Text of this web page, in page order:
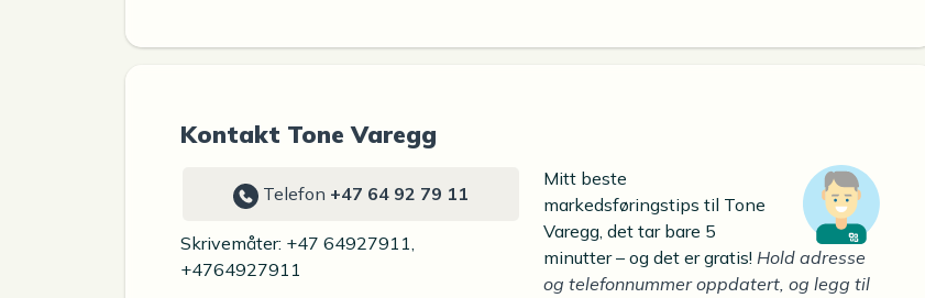
Kontakt Tone Varegg
Telefon +47 64 92 79 11
Skrivemåter: +47 64927911,
+4764927911
Mitt beste
markedsføringstips til Tone
Varegg, det tar bare 5
minutter – og det er gratis! Hold adresse
og telefonnummer oppdatert, og legg til